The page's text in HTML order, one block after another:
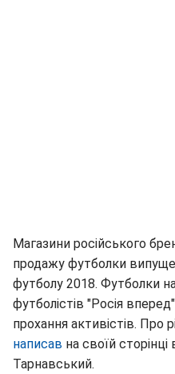
Магазини російського
продажу футболки
футболу 2018. Футболки
футболістів "Росія
прохання активістів. Про
написав на своїй
Тарнавський.